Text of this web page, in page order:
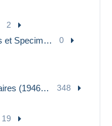
2
Frappes Belles Épreuves et Specimens 0
Certificats de Paiement Militaires (1946-1973) 348
19